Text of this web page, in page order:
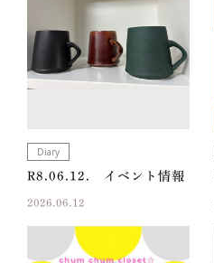
Diary
R8.06.12. イベント情報
2026.06.12